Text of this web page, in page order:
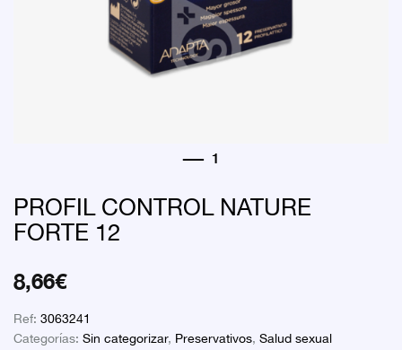
PROFIL CONTROL NATURE
FORTE 12
8,66€
Ref: 3063241
Categorías: Sin categorizar, Preservativos, Salud sexual